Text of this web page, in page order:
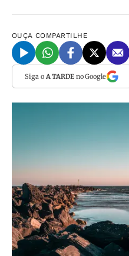
OUÇA COMPARTILHE
Siga o A TARDEno Google